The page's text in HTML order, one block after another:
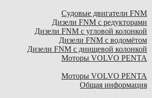
Судовые двигатели FNM
Дизели FNM с редукторами
Дизели FNM с угловой колонкой
Дизели FNM с водомётом
Дизели FNM с днищевой колонкой
Моторы VOLVO PENTA
Моторы VOLVO PENTA
Общая информация